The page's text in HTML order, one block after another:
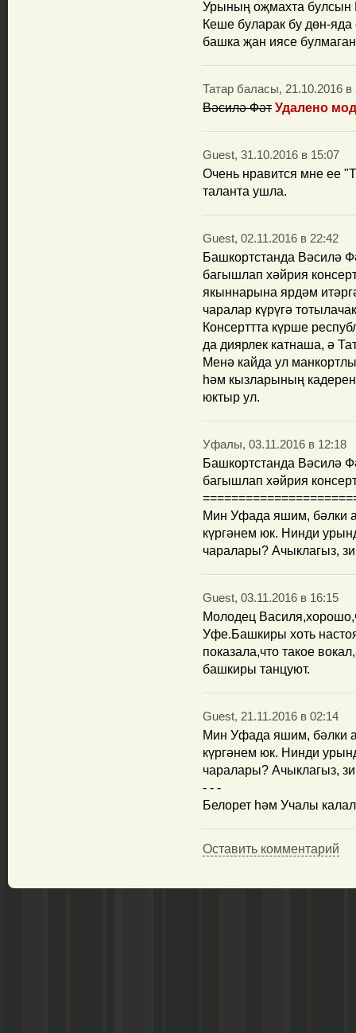
Урының оҗмахта булсын
Кеше буларак бу дөн-яда
башка җан иясе
Татар баласы, 21.10.2016 в
Вәсилә Фәт Удалено
Guest, 31.10.2016 в 15:07
Очень нравится мне ее
таланта ушла.
Guest, 02.11.2016 в 22:42
Башкортстанда Вәсилә
багышлап хәйрия
якыннарына ярдәм
чаралар күрүгә
Консерттта күрше
да диярлек катнаша, ә
Менә кайда ул
һәм кызларының
юктыр ул.
Уфалы, 03.11.2016 в 12:18
Башкортстанда Вәсилә
багышлап хәйрия
Мин Уфада яшим, бәлки
күргәнем юк. Нинди
чаралары? Ачыклагыз,
Guest, 03.11.2016 в 16:15
Молодец
Уфе.Башкиры хоть
показала,что такое
башкиры танцуют.
Guest, 21.11.2016 в 02:14
Мин Уфада яшим, бәлки
күргәнем юк. Нинди
чаралары? Ачыклагыз,
- - -
Белорет һәм Учалы
Оставить комментарий